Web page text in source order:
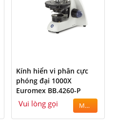
Kính hiển vi phân cực
phóng đại 1000X
Euromex BB.4260-P
Vui lòng gọi MUA